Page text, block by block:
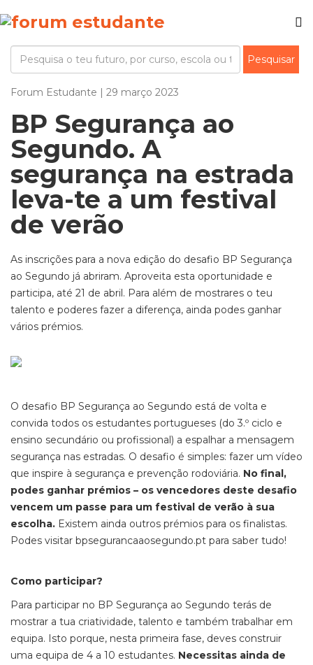
Forum Estudante | 29 março 2023
BP Segurança ao
Segundo. A
segurança na estrada
leva-te a um festival
de verão
As inscrições para a nova edição do desafio BP Segurança
ao Segundo já abriram. Aproveita esta oportunidade e
participa, até 21 de abril. Para além de mostrares o teu
talento e poderes fazer a diferença, ainda podes ganhar
vários prémios.
O desafio BP Segurança ao Segundo está de volta e
convida todos os estudantes portugueses (do 3.º ciclo e
ensino secundário ou profissional) a espalhar a mensagem
segurança nas estradas. O desafio é simples: fazer um vídeo
que inspire à segurança e prevenção rodoviária. No final,
podes ganhar prémios – os vencedores deste desafio
vencem um passe para um festival de verão à sua
escolha. Existem ainda outros prémios para os finalistas.
Podes visitar bpsegurancaaosegundo.pt para saber tudo!
Como participar?
Para participar no BP Segurança ao Segundo terás de
mostrar a tua criatividade, talento e também trabalhar em
equipa. Isto porque, nesta primeira fase, deves construir
uma equipa de 4 a 10 estudantes. Necessitas ainda de